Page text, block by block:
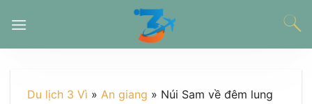
đến
Du lịch 3 Vì » An giang » Núi Sam về đêm lung